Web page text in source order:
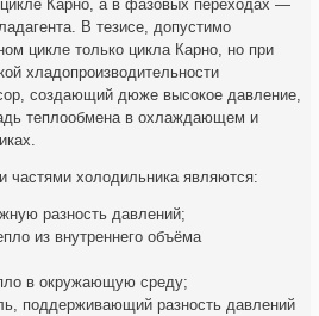
цикле Карно, а в фазовых переходах —
В тезисе, допустимо
цикле только цикла Карно, но при
хладопроизводительности
создающий дюже высокое давление,
теплообмена в охлаждающем и
холодильника являются:
разность давлений;
из внутреннего объёма
в окружающую среду;
поддерживающий разность давлений